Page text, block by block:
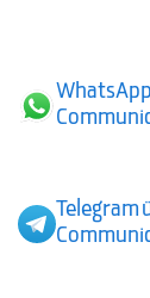
Telegram